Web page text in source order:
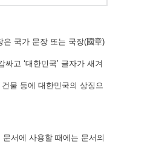
은 국가 문장 또는 국장(國章)
고 ‘대한민국’ 글자가 새겨
물 등에 대한민국의 상징으
서에 사용할 때에는 문서의